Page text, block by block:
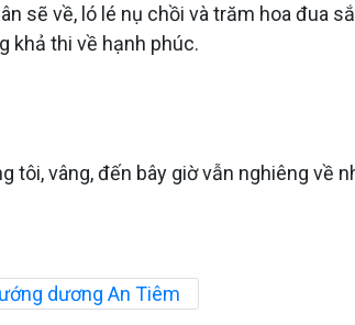
sẽ về, ló lé nụ chồi và trăm hoa đua
khả thi về hạnh phúc.
vâng, đến bây giờ vẫn nghiêng về
dương An Tiêm